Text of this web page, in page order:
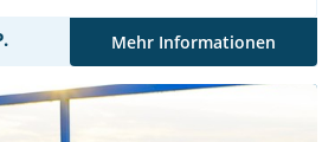
Mehr Informationen